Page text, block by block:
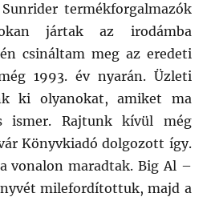
termékforgalmazók
jártak az irodámba
csináltam meg az eredeti
1993. év nyarán. Üzleti
ki olyanokat, amiket ma
ismer. Rajtunk kívül még
Könyvkiadó dolgozott így.
vonalon maradtak. Big Al –
milefordítottuk, majd a